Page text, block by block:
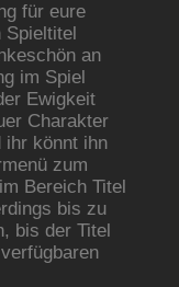
für eure
Spieltitel
an
im Spiel
Ewigkeit
Charakter
ihr könnt ihn
zum
Bereich Titel
bis zu
bis der Titel